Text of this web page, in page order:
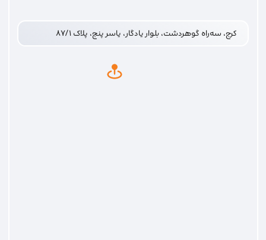
کرج، سه‌راه گوهردشت، بلوار یادگار، یاسر پنج، پلاک ۸۷/۱